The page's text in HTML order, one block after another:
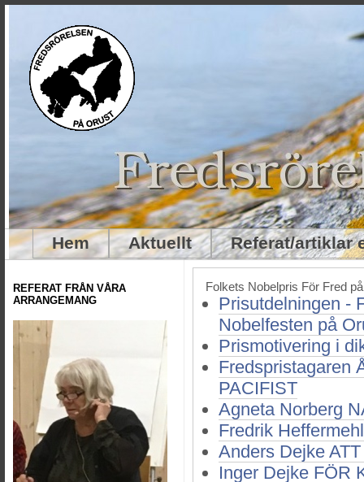
Hem Aktuellt Referat/
REFERAT FRÅN VÅRA
ARRANGEMANG
Folkets Nobelpris För Fred
Prisutdelningen -
Nobelfesten på
Prismotivering i
Fredspristagaren
PACIFIST
Agneta Norberg
Fredrik
Anders Dejke
Inger Dejke FÖR